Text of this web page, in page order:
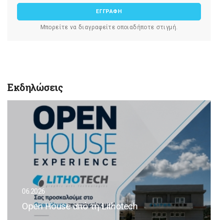
ΕΓΓΡΑΦΗ
Μπορείτε να διαγραφείτε οποιαδήποτε στιγμή.
Εκδηλώσεις
06.2026
Open House από τη Lithotech